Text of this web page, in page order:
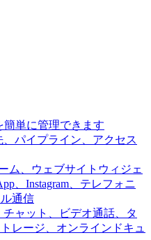
単に管理できます
パイプライン、アクセス
ム、ウェブサイトウィジェ
、Instagram、テレフォニ
通信
チャット、ビデオ通話、タ
レージ、オンラインドキュ